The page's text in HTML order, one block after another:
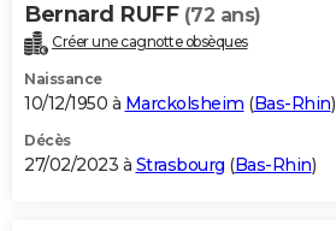
Bernard RUFF (72 ans)
Créer une cagnotte obsèques
Naissance
10/12/1950 à Marckolsheim (Bas-Rhin)
Décès
27/02/2023 à Strasbourg (Bas-Rhin)